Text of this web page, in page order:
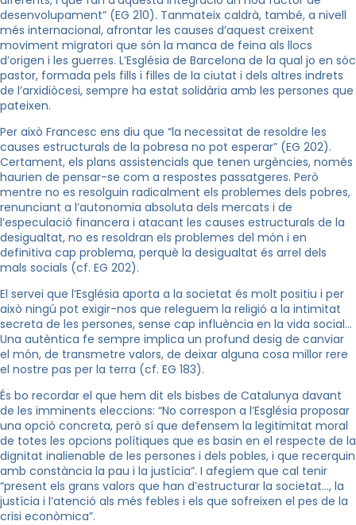
desenvolupament” (EG 210). Tanmateix caldrà, també, a nivell
més internacional, afrontar les causes d’aquest creixent
moviment migratori que són la manca de feina als llocs
d’origen i les guerres. L’Església de Barcelona de la qual jo en sóc
pastor, formada pels fills i filles de la ciutat i dels altres indrets
de l’arxidiòcesi, sempre ha estat solidària amb les persones que
pateixen.
Per això Francesc ens diu que “la necessitat de resoldre les
causes estructurals de la pobresa no pot esperar” (EG 202).
Certament, els plans assistencials que tenen urgències, només
haurien de pensar-se com a respostes passatgeres. Però
mentre no es resolguin radicalment els problemes dels pobres,
renunciant a l’autonomia absoluta dels mercats i de
l’especulació financera i atacant les causes estructurals de la
desigualtat, no es resoldran els problemes del món i en
definitiva cap problema, perquè la desigualtat és arrel dels
mals socials (cf. EG 202).
El servei que l’Església aporta a la societat és molt positiu i per
això ningú pot exigir-nos que releguem la religió a la intimitat
secreta de les persones, sense cap influència en la vida social…
Una autèntica fe sempre implica un profund desig de canviar
el món, de transmetre valors, de deixar alguna cosa millor rere
el nostre pas per la terra (cf. EG 183).
És bo recordar el que hem dit els bisbes de Catalunya davant
de les imminents eleccions: “No correspon a l’Església proposar
una opció concreta, però sí que defensem la legitimitat moral
de totes les opcions polítiques que es basin en el respecte de la
dignitat inalienable de les persones i dels pobles, i que recerquin
amb constància la pau i la justícia”. I afegíem que cal tenir
“present els grans valors que han d’estructurar la societat…, la
justícia i l’atenció als més febles i els que sofreixen el pes de la
crisi econòmica”.